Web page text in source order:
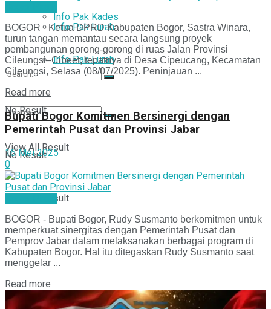
Info Pak Kades
Info Pak Lurah
No Result
View All Result
Info Pak Lurah
No Result
View All Result
BOGOR - Ketua DPRD Kabupaten Bogor, Sastra Winara,
turun tangan memantau secara langsung proyek
pembangunan gorong-gorong di ruas Jalan Provinsi
Cileungsi–Cibeet, tepatnya di Desa Cipeucang, Kecamatan
Cileungsi, Selasa (08/07/2025). Peninjauan ...
Read more
Bupati Bogor Komitmen Bersinergi dengan
Pemerintah Pusat dan Provinsi Jabar
16 Mei 2025
0
BOGOR - Bupati Bogor, Rudy Susmanto berkomitmen untuk
memperkuat sinergitas dengan Pemerintah Pusat dan
Pemprov Jabar dalam melaksanakan berbagai program di
Kabupaten Bogor. Hal itu ditegaskan Rudy Susmanto saat
menggelar ...
Read more